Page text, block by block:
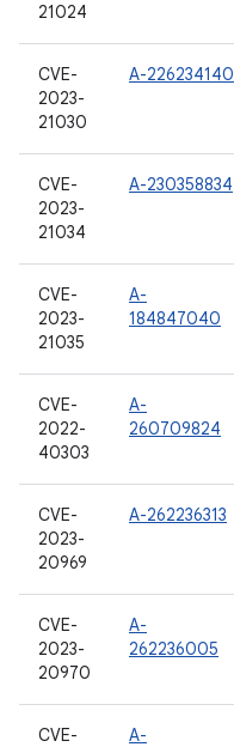
21024
CVE-
2023-
21030
A-226234140
CVE-
2023-
21034
A-230358834
CVE-
2023-
21035
A-
184847040
CVE-
2022-
40303
A-
260709824
CVE-
2023-
20969
A-262236313
CVE-
2023-
20970
A-
262236005
CVE-
A-